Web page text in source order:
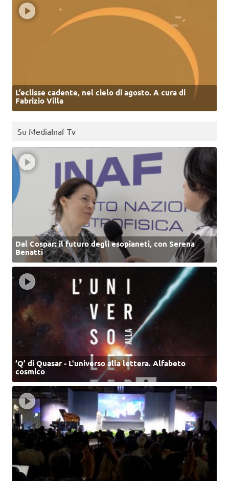
L’eclisse cadente, nel cielo di agosto. A cura di
Fabrizio Villa
Su MediaInaf Tv
Dal Cospar: il futuro degli esopianeti, con Serena
Benatti
‘Q’ di Quasar - L'universo alla lettera. Alfabeto
cosmico